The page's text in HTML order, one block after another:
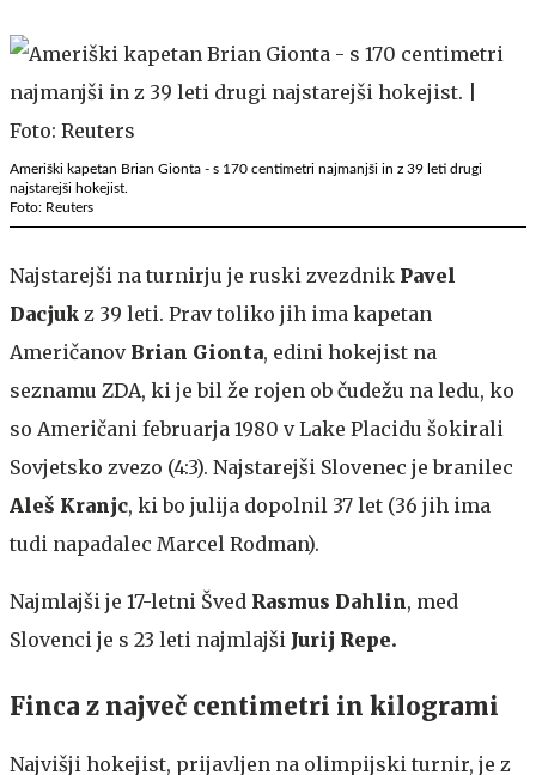
Ameriški kapetan Brian Gionta - s 170 centimetri najmanjši in z 39 leti drugi
najstarejši hokejist.
Foto: Reuters
Najstarejši na turnirju je ruski zvezdnik Pavel
Dacjuk z 39 leti. Prav toliko jih ima kapetan
Američanov Brian Gionta, edini hokejist na
seznamu ZDA, ki je bil že rojen ob čudežu na ledu, ko
so Američani februarja 1980 v Lake Placidu šokirali
Sovjetsko zvezo (4:3). Najstarejši Slovenec je branilec
Aleš Kranjc, ki bo julija dopolnil 37 let (36 jih ima
tudi napadalec Marcel Rodman).
Najmlajši je 17-letni Šved Rasmus Dahlin, med
Slovenci je s 23 leti najmlajši Jurij Repe.
Finca z največ centimetri in kilogrami
Najvišji hokejist, prijavljen na olimpijski turnir, je z